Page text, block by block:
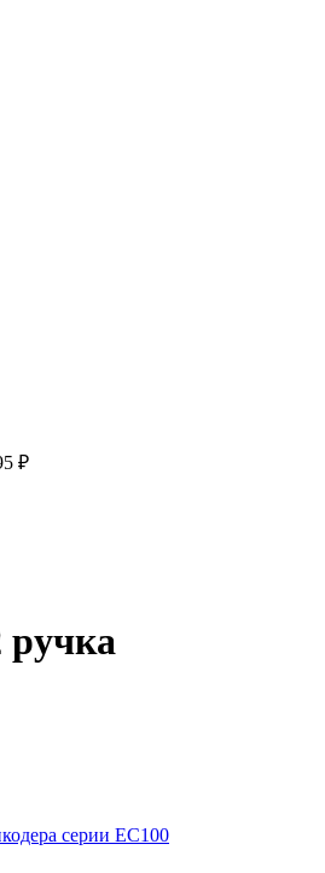
₽
ручка
серии EC100